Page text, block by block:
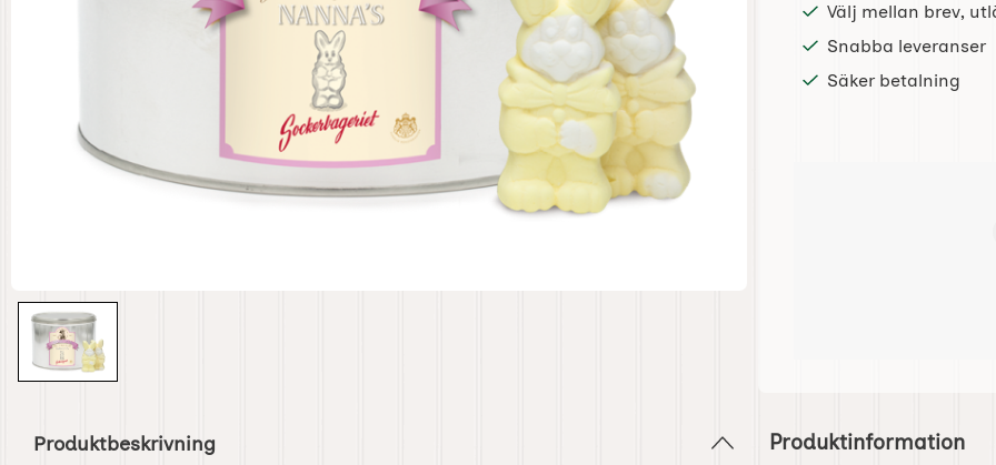
Välj mellan brev,
Snabba leveranser
Säker betalning
Produktbeskrivning Produktinformation